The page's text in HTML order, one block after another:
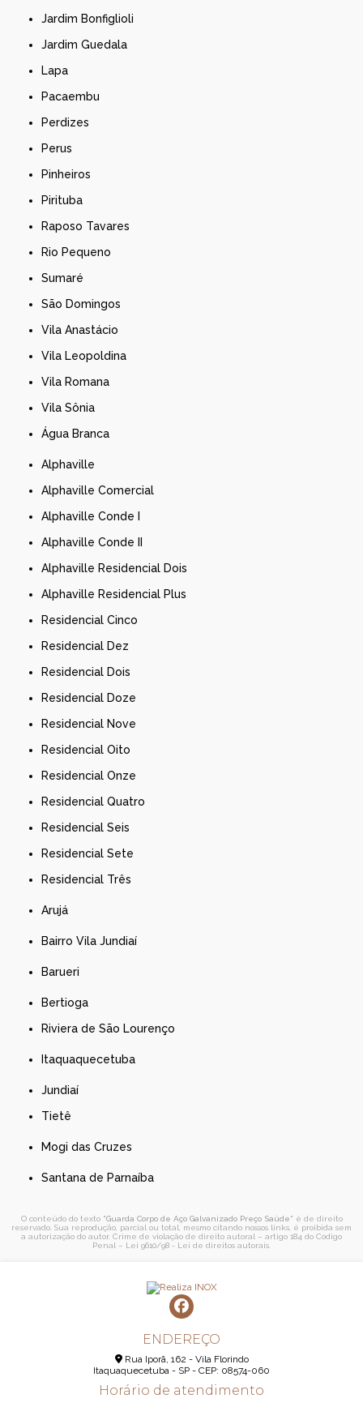
Jardim Bonfiglioli
Jardim Guedala
Lapa
Pacaembu
Perdizes
Perus
Pinheiros
Pirituba
Raposo Tavares
Rio Pequeno
Sumaré
São Domingos
Vila Anastácio
Vila Leopoldina
Vila Romana
Vila Sônia
Água Branca
Alphaville
Alphaville Comercial
Alphaville Conde I
Alphaville Conde II
Alphaville Residencial Dois
Alphaville Residencial Plus
Residencial Cinco
Residencial Dez
Residencial Dois
Residencial Doze
Residencial Nove
Residencial Oito
Residencial Onze
Residencial Quatro
Residencial Seis
Residencial Sete
Residencial Três
Arujá
Bairro Vila Jundiaí
Barueri
Bertioga
Riviera de São Lourenço
Itaquaquecetuba
Jundiaí
Tietê
Mogi das Cruzes
Santana de Parnaíba
O conteúdo do texto "Guarda Corpo de Aço Galvanizado Preço Saúde" é de direito
reservado. Sua reprodução, parcial ou total, mesmo citando nossos links, é proibida sem
a autorização do autor. Crime de violação de direito autoral – artigo 184 do Código
Penal – Lei 9610/98 - Lei de direitos autorais
ENDEREÇO
Rua Iporã, 162 - Vila Florindo
Itaquaquecetuba - SP - CEP: 08574-060
Horário de atendimento